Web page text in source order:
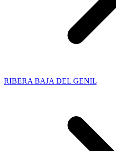
RIBERA BAJA DEL GENIL